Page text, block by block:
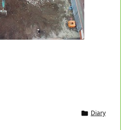
 Diary